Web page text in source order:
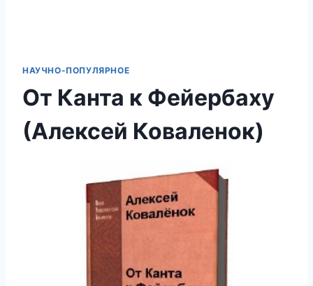
НАУЧНО-ПОПУЛЯРНОЕ
От Канта к Фейербаху
(Алексей Коваленок)